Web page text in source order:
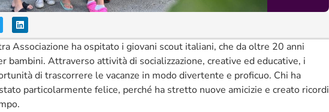
Associazione ha ospitato i giovani scout italiani, che da oltre 20 anni
bambini. Attraverso attività di socializzazione, creative ed educative, i
di trascorrere le vacanze in modo divertente e proficuo. Chi ha
particolarmente felice, perché ha stretto nuove amicizie e creato ricordi